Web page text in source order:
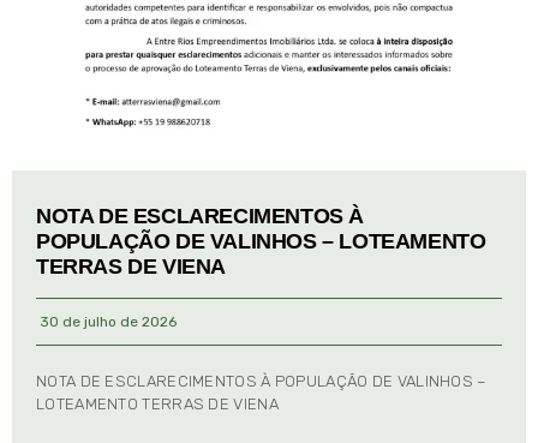
NOTA DE ESCLARECIMENTOS À
POPULAÇÃO DE VALINHOS – LOTEAMENTO
TERRAS DE VIENA
30 de julho de 2026
NOTA DE ESCLARECIMENTOS À POPULAÇÃO DE VALINHOS –
LOTEAMENTO TERRAS DE VIENA